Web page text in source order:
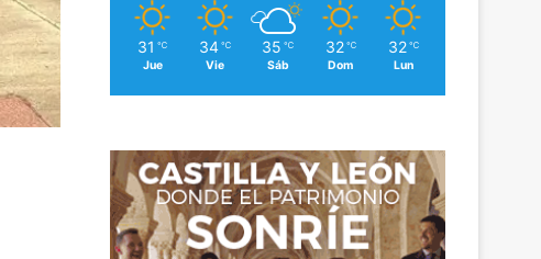
31 ℃
Jue
34 ℃
Vie
35 ℃
Sáb
32 ℃
Dom
32 ℃
Lun